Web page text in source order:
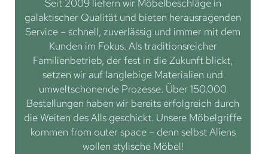
Seit 2009 liefern wir Möbelbeschläge in
galaktischer Qualität und bieten herausragenden
Service – schnell, zuverlässig und immer mit dem
Kunden im Fokus. Als traditionsreicher
Familienbetrieb, der fest in die Zukunft blickt,
setzen wir auf langlebige Materialien und
umweltschonende Prozesse. Über 150.000
Bestellungen haben wir bereits erfolgreich durch
die Weiten des Alls geschickt. Unsere Möbelgriffe
kommen from outer space – denn selbst Aliens
wollen stylische Möbel!